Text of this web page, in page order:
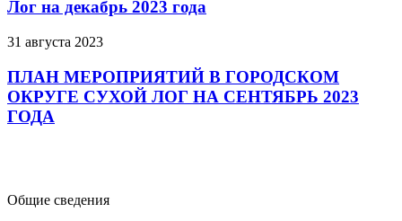
Лог на декабрь 2023 года
31 августа 2023
ПЛАН МЕРОПРИЯТИЙ В ГОРОДСКОМ
ОКРУГЕ СУХОЙ ЛОГ НА СЕНТЯБРЬ 2023
ГОДА
Общие сведения